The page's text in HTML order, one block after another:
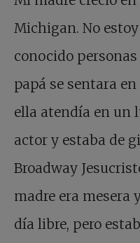
Michigan. No
conocido
papá se sentara
ella atendía en un
actor y estaba de
Broadway
madre era mesera
día libre, pero